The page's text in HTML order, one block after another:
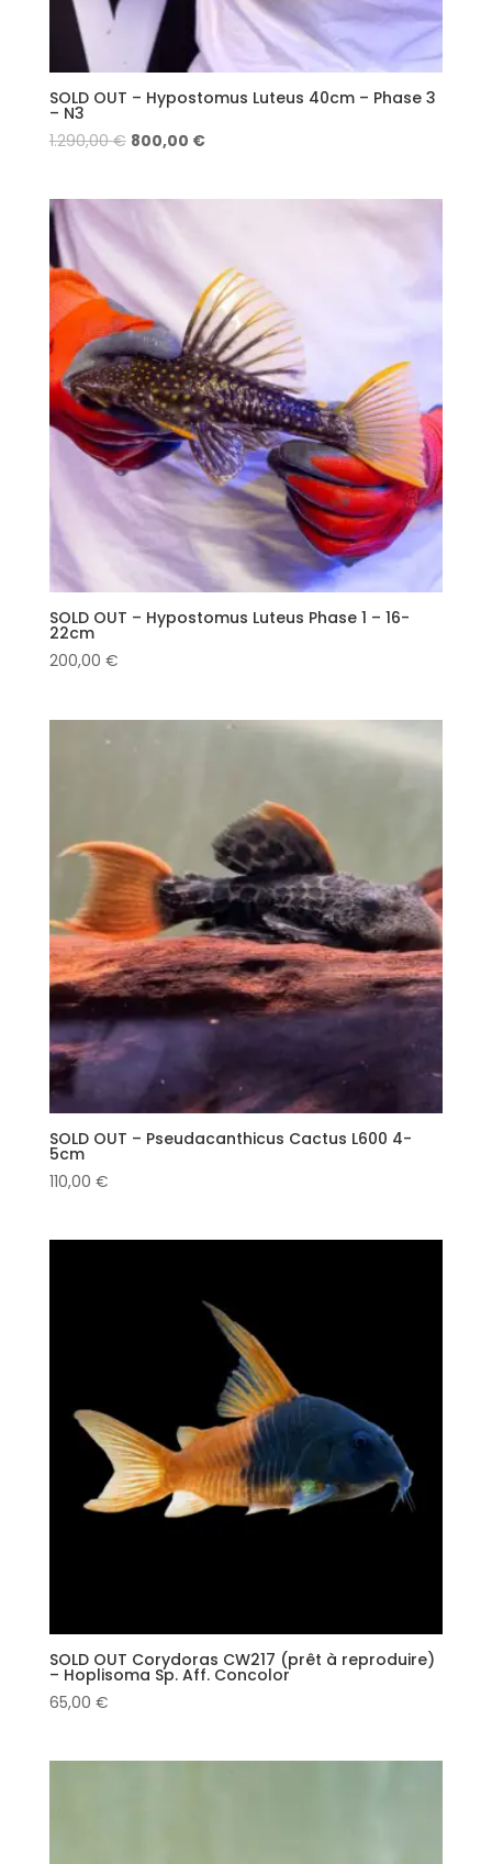
SOLD OUT – Hypostomus Luteus 40cm – Phase 3
– N3
1.290,00€ 800,00 €
SOLD OUT – Hypostomus Luteus Phase 1 – 16-
22cm
200,00 €
SOLD OUT – Pseudacanthicus Cactus L600 4-
5cm
110,00 €
SOLD OUT Corydoras CW217 (prêt à reproduire)
– Hoplisoma Sp. Aff. Concolor
65,00 €